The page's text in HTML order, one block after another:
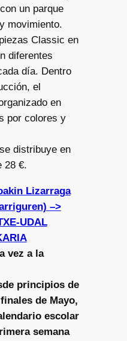
un parque
movimiento.
Classic en
diferentes
día. Dentro
el
en
por colores y
distribuye en
28 €.
Lizarraga
–>
UDAL
vez a la
principios de
de Mayo,
escolar
semana